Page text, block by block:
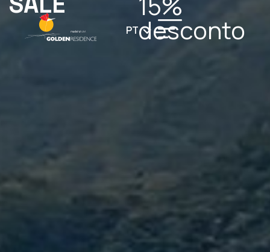
PTdesconto